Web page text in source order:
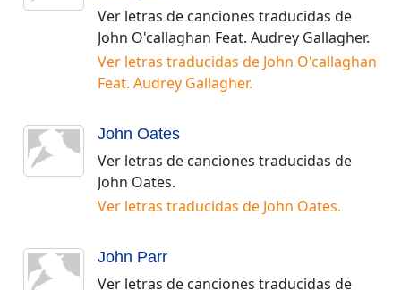
Ver letras de canciones traducidas de
John O'callaghan Feat. Audrey Gallagher.
Ver letras traducidas de John O'callaghan
Feat. Audrey Gallagher.
John Oates
Ver letras de canciones traducidas de
John Oates.
Ver letras traducidas de John Oates.
John Parr
Ver letras de canciones traducidas de